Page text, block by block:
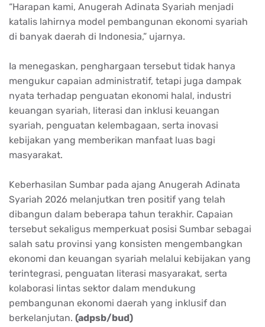
“Harapan kami, Anugerah Adinata Syariah menjadi
katalis lahirnya model pembangunan ekonomi syariah
di banyak daerah di Indonesia,” ujarnya.
Ia menegaskan, penghargaan tersebut tidak hanya
mengukur capaian administratif, tetapi juga dampak
nyata terhadap penguatan ekonomi halal, industri
keuangan syariah, literasi dan inklusi keuangan
syariah, penguatan kelembagaan, serta inovasi
kebijakan yang memberikan manfaat luas bagi
masyarakat.
Keberhasilan Sumbar pada ajang Anugerah Adinata
Syariah 2026 melanjutkan tren positif yang telah
dibangun dalam beberapa tahun terakhir. Capaian
tersebut sekaligus memperkuat posisi Sumbar sebagai
salah satu provinsi yang konsisten mengembangkan
ekonomi dan keuangan syariah melalui kebijakan yang
terintegrasi, penguatan literasi masyarakat, serta
kolaborasi lintas sektor dalam mendukung
pembangunan ekonomi daerah yang inklusif dan
berkelanjutan. (adpsb/bud)